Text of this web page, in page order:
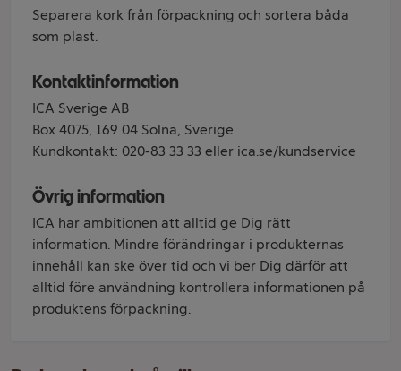
Separera kork från förpackning och sortera båda
som plast.
Kontaktinformation
ICA Sverige AB
Box 4075, 169 04 Solna, Sverige
Kundkontakt: 020-83 33 33 eller ica.se/kundservice
Övrig information
ICA har ambitionen att alltid ge Dig rätt
information. Mindre förändringar i produkternas
innehåll kan ske över tid och vi ber Dig därför att
alltid före användning kontrollera informationen på
produktens förpackning.